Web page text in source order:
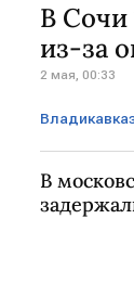
В Сочи
из-за
2 мая, 00:33
В